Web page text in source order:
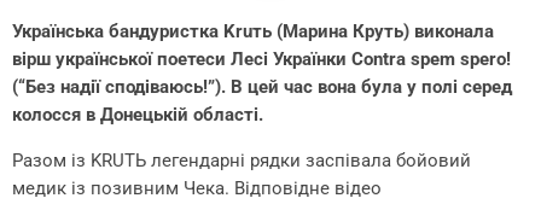
Українська бандуристка Kruть (Марина Круть) виконала
вірш української поетеси Лесі Українки Contra spem spero!
(“Без надії сподіваюсь!”). В цей час вона була у полі серед
колосся в Донецькій області.
Разом із KRUTЬ легендарні рядки заспівала бойовий
медик із позивним Чека. Відповідне відео